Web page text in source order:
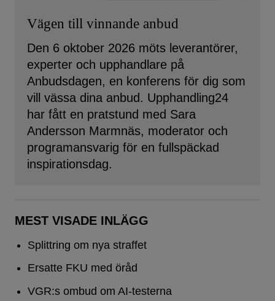
Vägen till vinnande anbud
Den 6 oktober 2026 möts leverantörer,
experter och upphandlare på
Anbudsdagen, en konferens för dig som
vill vässa dina anbud. Upphandling24
har fått en pratstund med Sara
Andersson Marmnäs, moderator och
programansvarig för en fullspäckad
inspirationsdag.
MEST VISADE INLÄGG
Splittring om nya straffet
Ersatte FKU med öråd
VGR:s ombud om AI-testerna